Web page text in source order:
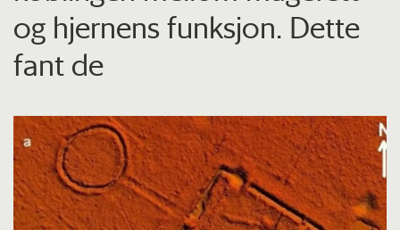
og hjernens funksjon. Dette
fant de